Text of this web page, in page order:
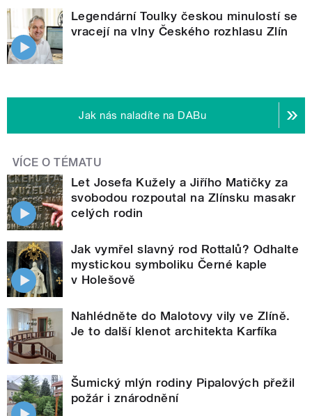
Legendární Toulky českou minulostí se
vracejí na vlny Českého rozhlasu Zlín
Jak nás naladíte na DABu
VÍCE O TÉMATU
Let Josefa Kužely a Jiřího Matičky za
svobodou rozpoutal na Zlínsku masakr
celých rodin
Jak vymřel slavný rod Rottalů? Odhalte
mystickou symboliku Černé kaple
v Holešově
Nahlédněte do Malotovy vily ve Zlíně.
Je to další klenot architekta Karfíka
Šumický mlýn rodiny Pipalových přežil
požár i znárodnění